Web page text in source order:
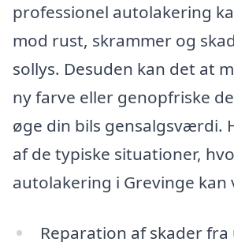
professionel autolakering
mod rust, skrammer og
sollys. Desuden kan det at
ny farve eller genopfriske
øge din bils gensalgsværdi.
af de typiske situationer,
autolakering i Grevinge
Reparation af skader